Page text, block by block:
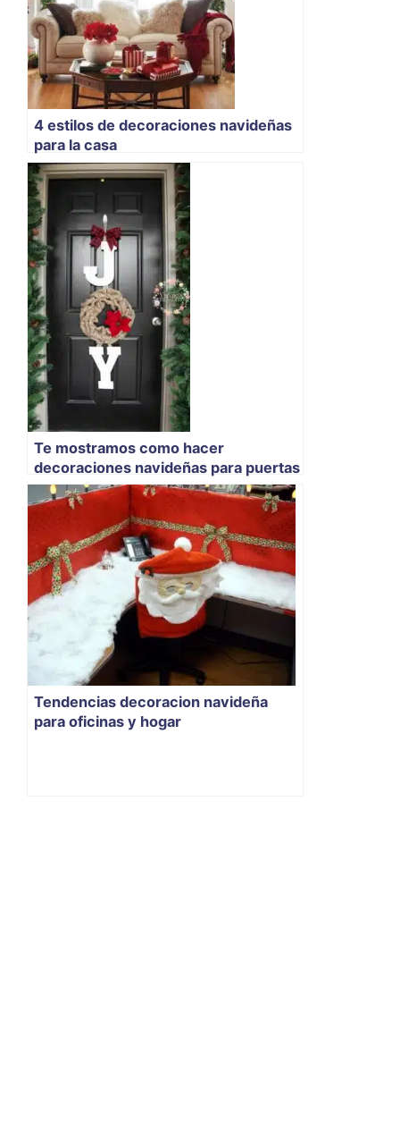
4 estilos de decoraciones navideñas
para la casa
Te mostramos como hacer
decoraciones navideñas para puertas
Tendencias decoracion navideña
para oficinas y hogar